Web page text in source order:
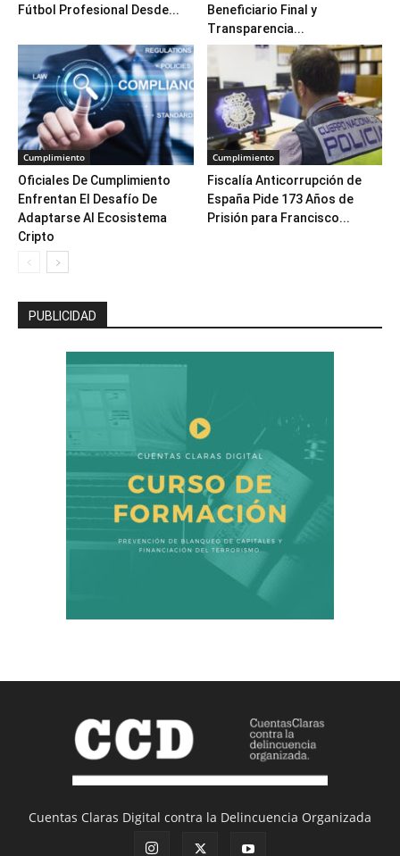
Fútbol Profesional Desde...
Beneficiario Final y
Transparencia...
Cumplimiento
Oficiales De Cumplimiento
Enfrentan El Desafío De
Adaptarse Al Ecosistema
Cripto
Cumplimiento
Fiscalía Anticorrupción de
España Pide 173 Años de
Prisión para Francisco...
PUBLICIDAD
Cuentas Claras Digital contra la Delincuencia Organizada